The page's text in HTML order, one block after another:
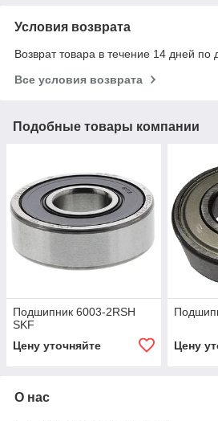
Условия возврата
Возврат товара в течение 14 дней по
Все условия возврата
Подобные товары компании
Подшипник 6003-2RSH
SKF
Цену уточняйте
Цену
О нас